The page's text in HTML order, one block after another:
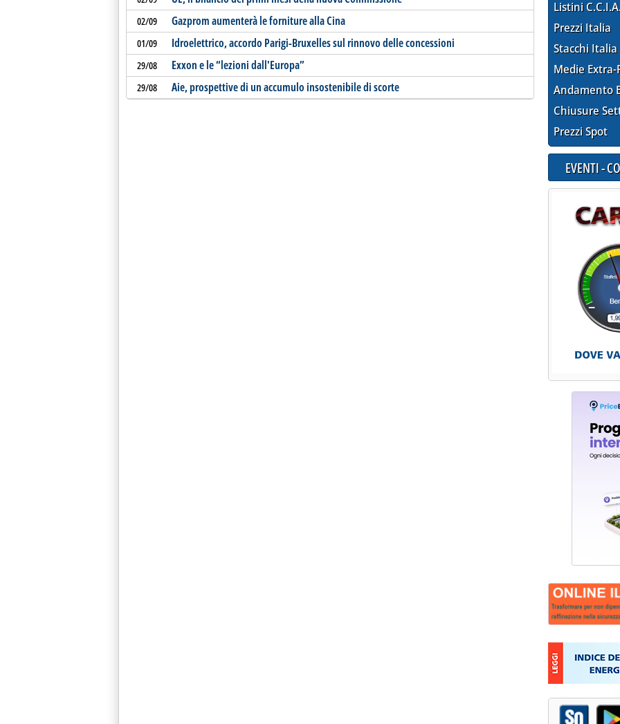
02/09 Gazprom aumenterà le forniture alla Cina
01/09 Idroelettrico, accordo Parigi-Bruxelles sul rinnovo delle concessioni
29/08 Exxon e le “lezioni dall'Europa”
29/08 Aie, prospettive di un accumulo insostenibile di scorte
Listini
Prezzi Italia
Stacchi Italia
Medie Extra-
Andamento
Chiusure
Prezzi Spot
EVENTI -